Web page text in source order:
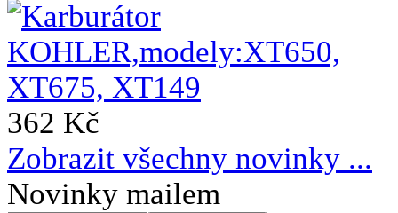
362 Kč
Zobrazit všechny novinky ...
Novinky mailem